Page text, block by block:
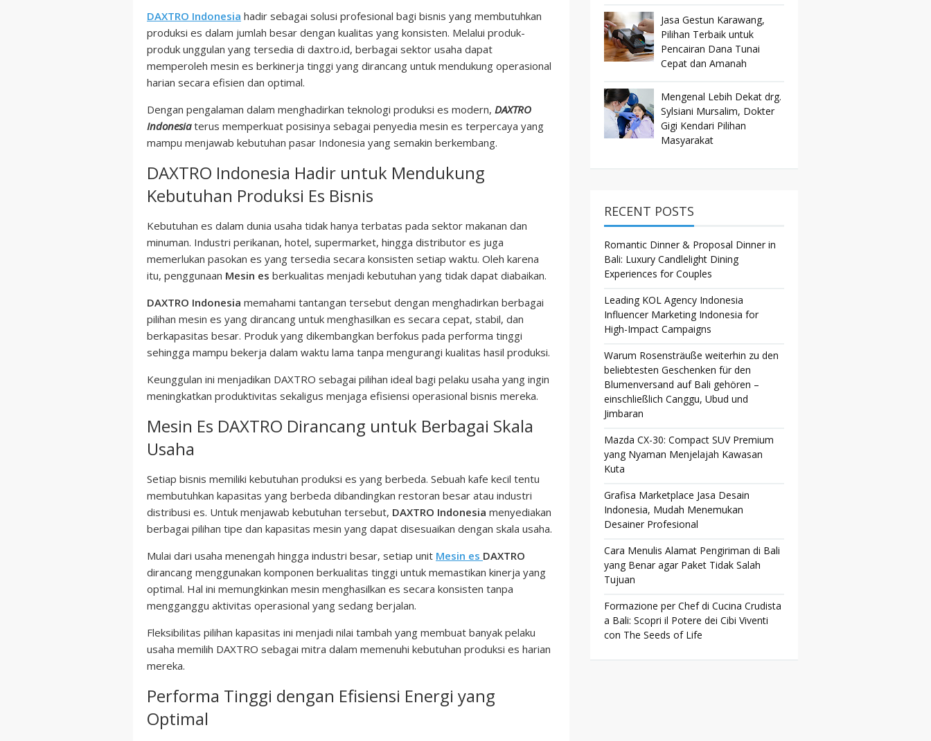
DAXTRO Indonesia hadir sebagai solusi profesional bagi bisnis yang membutuhkan
produksi es dalam jumlah besar dengan kualitas yang konsisten. Melalui produk-
produk unggulan yang tersedia di daxtro.id, berbagai sektor usaha dapat
memperoleh mesin es berkinerja tinggi yang dirancang untuk mendukung operasional
harian secara efisien dan optimal.
Dengan pengalaman dalam menghadirkan teknologi produksi es modern, DAXTRO
Indonesiaterus memperkuat posisinya sebagai penyedia mesin es terpercaya yang
mampu menjawab kebutuhan pasar Indonesia yang semakin berkembang.
DAXTRO Indonesia Hadir untuk Mendukung
Kebutuhan Produksi Es Bisnis
Kebutuhan es dalam dunia usaha tidak hanya terbatas pada sektor makanan dan
minuman. Industri perikanan, hotel, supermarket, hingga distributor es juga
memerlukan pasokan es yang tersedia secara konsisten setiap waktu. Oleh karena
itu, penggunaan Mesin es berkualitas menjadi kebutuhan yang tidak dapat diabaikan.
DAXTRO Indonesia memahami tantangan tersebut dengan menghadirkan berbagai
pilihan mesin es yang dirancang untuk menghasilkan es secara cepat, stabil, dan
berkapasitas besar. Produk yang dikembangkan berfokus pada performa tinggi
sehingga mampu bekerja dalam waktu lama tanpa mengurangi kualitas hasil produksi.
Keunggulan ini menjadikan DAXTRO sebagai pilihan ideal bagi pelaku usaha yang ingin
meningkatkan produktivitas sekaligus menjaga efisiensi operasional bisnis mereka.
Mesin Es DAXTRO Dirancang untuk Berbagai Skala
Usaha
Setiap bisnis memiliki kebutuhan produksi es yang berbeda. Sebuah kafe kecil tentu
membutuhkan kapasitas yang berbeda dibandingkan restoran besar atau industri
distribusi es. Untuk menjawab kebutuhan tersebut, DAXTRO Indonesia menyediakan
berbagai pilihan tipe dan kapasitas mesin yang dapat disesuaikan dengan skala usaha.
Mulai dari usaha menengah hingga industri besar, setiap unit Mesin es DAXTRO
dirancang menggunakan komponen berkualitas tinggi untuk memastikan kinerja yang
optimal. Hal ini memungkinkan mesin menghasilkan es secara konsisten tanpa
mengganggu aktivitas operasional yang sedang berjalan.
Fleksibilitas pilihan kapasitas ini menjadi nilai tambah yang membuat banyak pelaku
usaha memilih DAXTRO sebagai mitra dalam memenuhi kebutuhan produksi es harian
mereka.
Performa Tinggi dengan Efisiensi Energi yang
Optimal
Jasa Gestun Karawang,
Pilihan Terbaik untuk
Pencairan Dana Tunai
Cepat dan Amanah
Mengenal Lebih Dekat drg.
Sylsiani Mursalim, Dokter
Gigi Kendari Pilihan
Masyarakat
RECENT POSTS
Romantic Dinner & Proposal Dinner in
Bali: Luxury Candlelight Dining
Experiences for Couples
Leading KOL Agency Indonesia
Influencer Marketing Indonesia for
High-Impact Campaigns
Warum Rosensträuße weiterhin zu den
beliebtesten Geschenken für den
Blumenversand auf Bali gehören –
einschließlich Canggu, Ubud und
Jimbaran
Mazda CX-30: Compact SUV Premium
yang Nyaman Menjelajah Kawasan
Kuta
Grafisa Marketplace Jasa Desain
Indonesia, Mudah Menemukan
Desainer Profesional
Cara Menulis Alamat Pengiriman di Bali
yang Benar agar Paket Tidak Salah
Tujuan
Formazione per Chef di Cucina Crudista
a Bali: Scopri il Potere dei Cibi Viventi
con The Seeds of Life